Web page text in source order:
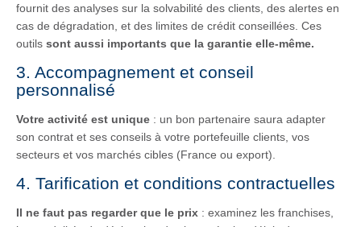
fournit des analyses sur la solvabilité des clients, des alertes en
cas de dégradation, et des limites de crédit conseillées. Ces
outils sont aussi importants que la garantie elle-même.
3. Accompagnement et conseil
personnalisé
Votre activité est unique : un bon partenaire saura adapter
son contrat et ses conseils à votre portefeuille clients, vos
secteurs et vos marchés cibles (France ou export).
4. Tarification et conditions contractuelles
Il ne faut pas regarder que le prix : examinez les franchises,